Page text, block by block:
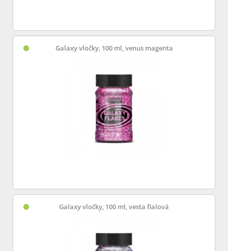
Galaxy vločky, 100 ml, venus magenta
Galaxy vločky, 100 ml, vesta fialová